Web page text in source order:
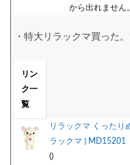
から出れません。
・特大リラックマ買った
リン
ク一
覧
リラックマ くったり
ラックマ ) MD15201
()